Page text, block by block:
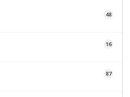
48
16
87